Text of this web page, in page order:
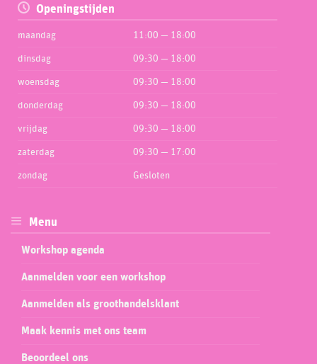
Openingstijden
maandag 11:00 — 18:00
dinsdag 09:30 — 18:00
woensdag 09:30 — 18:00
donderdag 09:30 — 18:00
vrijdag 09:30 — 18:00
zaterdag 09:30 — 17:00
zondag Gesloten
Menu
Workshop agenda
Aanmelden voor een workshop
Aanmelden als groothandelsklant
Maak kennis met ons team
Beoordeel ons